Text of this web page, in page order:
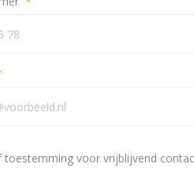
toestemming voor vrijblijvend